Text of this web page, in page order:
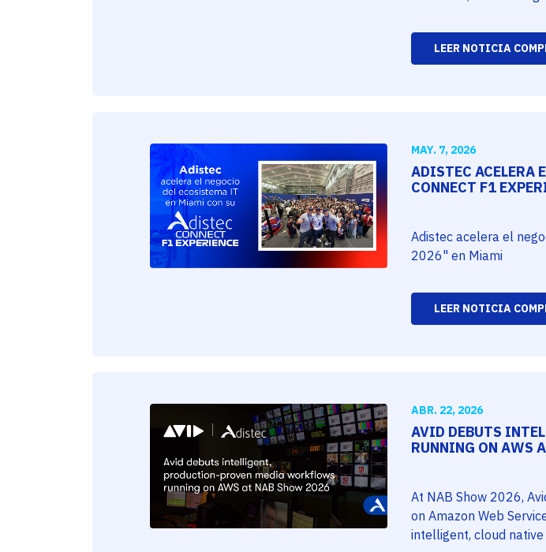
LEER NOTICIA
MAY. 7, 2026
ADISTEC ACELERA
CONNECT F1
Adistec acelera el
2026" en Miami
LEER NOTICIA
ABR. 22, 2026
AVID DEBUTS
RUNNING ON AWS
At NAB Show 2026,
on Amazon Web
intelligent, cloud